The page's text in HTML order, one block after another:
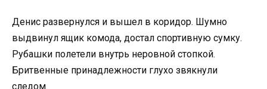
Денис развернулся и вышел в коридор. Шумно
выдвинул ящик комода, достал спортивную сумку.
Рубашки полетели внутрь неровной стопкой.
Бритвенные принадлежности глухо звякнули
следом.